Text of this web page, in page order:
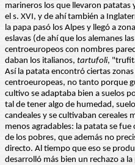
marineros los que llevaron patatas
el s. XVI, y de ahí también a
la papa pasó los Alpes y llegó a
eslavas (de ahí que los alemanes
centroeuropeos con nombres
daban los italianos, tartufoli,
Así la patata encontró ciertas
centroeuropeas, no tanto porque
cultivo se adaptaba bien a suelos
tal de tener algo de humedad,
candeales y se cultivaban cereales
menos agradables: la patata se
de los pobres, que además no
directo. Al tiempo que eso se
desarrolló más bien un rechazo a